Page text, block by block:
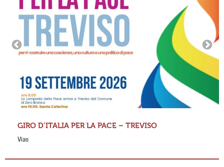
GIRO D’ITALIA PER LA PACE – TREVISO
Vias